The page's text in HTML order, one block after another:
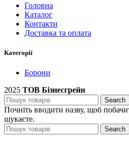
Головна
Каталог
Контакти
Доставка та оплата
Категорії
Борони
2025 ТОВ Бізнесгрейн
Search
Почніть вводити назву, щоб
шукаєте.
Search